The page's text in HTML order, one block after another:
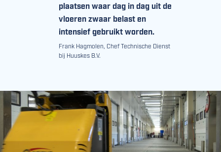
plaatsen waar dag in dag uit de
vloeren zwaar belast en
intensief gebruikt worden.
Frank Hagmolen, Chef Technische Dienst
bij Huuskes B.V.